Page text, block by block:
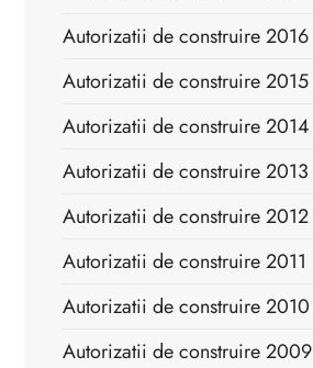
Autorizatii de construire 2016
Autorizatii de construire 2015
Autorizatii de construire 2014
Autorizatii de construire 2013
Autorizatii de construire 2012
Autorizatii de construire 2011
Autorizatii de construire 2010
Autorizatii de construire 2009